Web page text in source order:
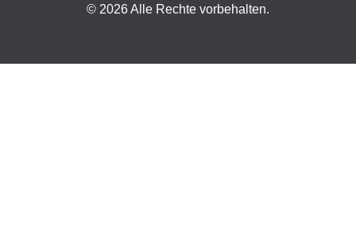
© 2026 Alle Rechte vorbehalten.